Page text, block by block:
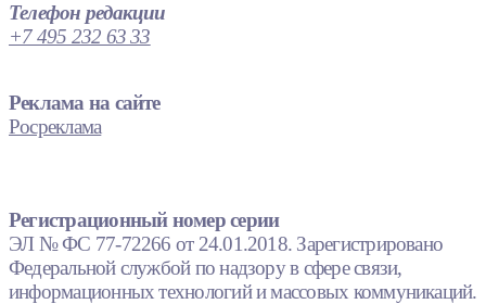
Телефон редакции
+7 495 232 63 33
Реклама на сайте
Росреклама
Регистрационный номер серии
ЭЛ № ФС 77-72266 от 24.01.2018. Зарегистрировано
Федеральной службой по надзору в сфере связи,
информационных технологий и массовых коммуникаций.